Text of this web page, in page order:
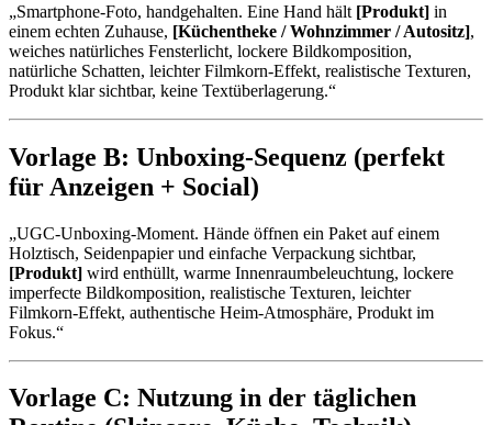
„Smartphone-Foto, handgehalten. Eine Hand hält [Produkt] in
einem echten Zuhause, [Küchentheke / Wohnzimmer / Autositz],
weiches natürliches Fensterlicht, lockere Bildkomposition,
natürliche Schatten, leichter Filmkorn-Effekt, realistische Texturen,
Produkt klar sichtbar, keine Textüberlagerung.“
Vorlage B: Unboxing-Sequenz (perfekt
für Anzeigen + Social)
„UGC-Unboxing-Moment. Hände öffnen ein Paket auf einem
Holztisch, Seidenpapier und einfache Verpackung sichtbar,
[Produkt] wird enthüllt, warme Innenraumbeleuchtung, lockere
imperfecte Bildkomposition, realistische Texturen, leichter
Filmkorn-Effekt, authentische Heim-Atmosphäre, Produkt im
Fokus.“
Vorlage C: Nutzung in der täglichen